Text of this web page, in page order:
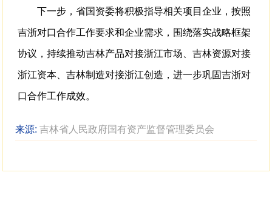
下一步，省国资委将积极指导相关项目企业，按照
吉浙对口合作工作要求和企业需求，围绕落实战略框架
协议，持续推动吉林产品对接浙江市场、吉林资源对接
浙江资本、吉林制造对接浙江创造，进一步巩固吉浙对
口合作工作成效。
来源:吉林省人民政府国有资产监督管理委员会